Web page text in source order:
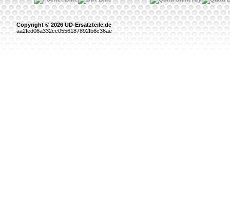
Copyright © 2026 UD-Ersatzteile.de
aa2fed06a332cc0556187892fb6c36ae